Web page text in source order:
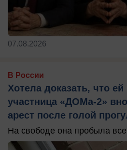
07.08.2026
В России
Хотела доказать, что
участница «ДОМа-2»
арест после голой
На свободе она пробыла